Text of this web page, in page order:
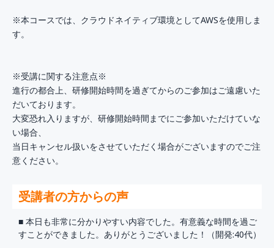
※本コースでは、クラウドネイティブ環境としてAWSを使用しま
す。
※受講に関する注意点※
進行の都合上、研修開始時間を過ぎてからのご参加はご遠慮いた
だいております。
大変恐れ入りますが、研修開始時間までにご参加いただけていな
い場合、
当日キャンセル扱いをさせていただく場合がございますのでご注
意ください。
受講者の方からの声
■ 本日も非常に分かりやすい内容でした。有意義な時間を過ご
すことができました。ありがとうございました！（開発:40代）